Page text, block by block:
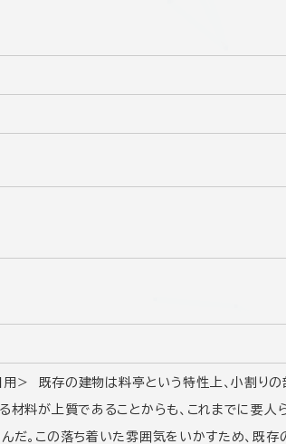
既存の建物は料亭という特性上、小割りの
材料が上質であることからも、これまでに要人
だ。この落ち着いた雰囲気をいかすため、既